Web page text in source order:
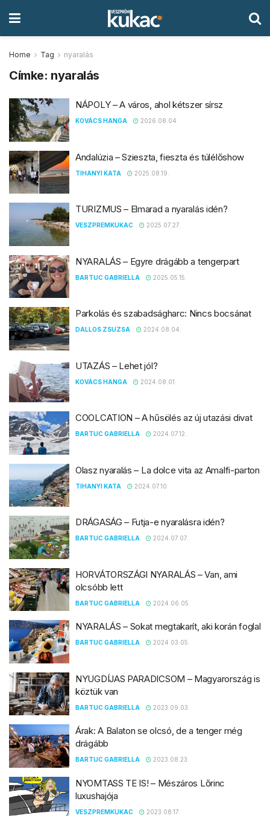
Home Tag nyaralás
Címke: nyaralás
NÁPOLY – A város, ahol kétszer sírsz
KOVÁCS HANGA 2026.08.04.
Andalúzia – Szieszta, fieszta és túlélőshow
TIHANYI KATA 2025.08.19.
TURIZMUS – Elmarad a nyaralás idén?
VESZPREMKUKAC 2025.07.27.
NYARALÁS – Egyre drágább a tengerpart
BARTUC GABRIELLA 2025.05.15.
Parkolás és szabadságharc: Nincs bocsánat
DALLOS ZSUZSA 2024.08.04.
UTAZÁS – Lehet jól?
KOVÁCS HANGA 2024.08.01.
COOLCATION – A hűsölés az új utazási divat
BARTUC GABRIELLA 2024.07.12.
Olasz nyaralás – La dolce vita az Amalfi-parton
TIHANYI KATA 2024.07.10.
DRÁGASÁG – Futja-e nyaralásra idén?
BARTUC GABRIELLA 2024.07.07.
HORVÁTORSZÁGI NYARALÁS – Van, ami
olcsóbb lett
BARTUC GABRIELLA 2024.06.05.
NYARALÁS – Sokat megtakarít, aki korán foglal
BARTUC GABRIELLA 2024.03.05.
NYUGDÍJAS PARADICSOM – Magyarország is
köztük van
BARTUC GABRIELLA 2023.09.03.
Árak: A Balaton se olcsó, de a tenger még
drágább
BARTUC GABRIELLA 2023.08.23.
NYOMTASS TE IS! – Mészáros Lőrinc
luxushajója
VESZPREMKUKAC 2023.08.17.